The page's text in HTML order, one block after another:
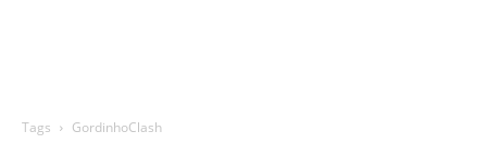
Tags GordinhoClash